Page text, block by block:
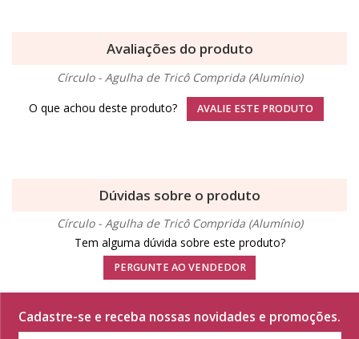
Avaliações do produto
Círculo - Agulha de Tricô Comprida (Alumínio)
O que achou deste produto?
AVALIE ESTE PRODUTO
Dúvidas sobre o produto
Círculo - Agulha de Tricô Comprida (Alumínio)
Tem alguma dúvida sobre este produto?
PERGUNTE AO VENDEDOR
Cadastre-se e receba nossas novidades e promoções.